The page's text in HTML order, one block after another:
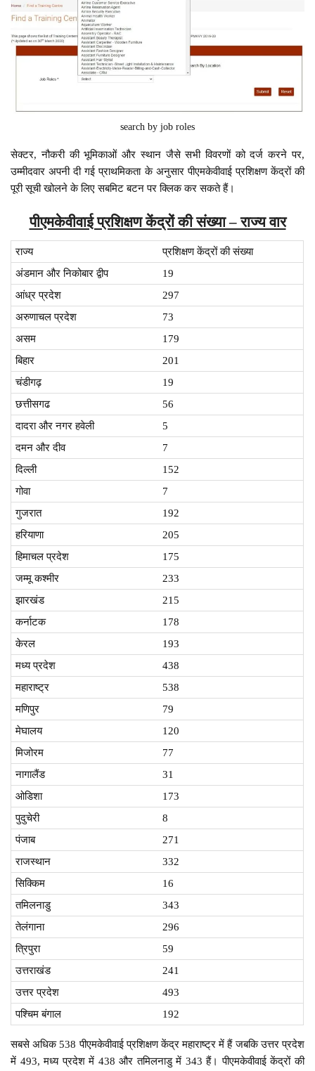
search by job roles
सेक्टर, नौकरी की भूमिकाओं और स्थान जैसे सभी विवरणों को दर्ज करने पर,
उम्मीदवार अपनी दी गई प्राथमिकता के अनुसार पीएमकेवीवाई प्रशिक्षण केंद्रों की
पूरी सूची खोलने के लिए सबमिट बटन पर क्लिक कर सकते हैं।
पीएमकेवीवाई प्रशिक्षण केंद्रों की संख्या – राज्य वार
राज्य
प्रशिक्षण केंद्रों की संख्या
अंडमान और निकोबार द्वीप
19
आंध्र प्रदेश
297
अरुणाचल प्रदेश
73
असम
179
बिहार
201
चंडीगढ़
19
छत्तीसगढ
56
दादरा और नगर हवेली
5
दमन और दीव
7
दिल्ली
152
गोवा
7
गुजरात
192
हरियाणा
205
हिमाचल प्रदेश
175
जम्मू कश्मीर
233
झारखंड
215
कर्नाटक
178
केरल
193
मध्य प्रदेश
438
महाराष्ट्र
538
मणिपुर
79
मेघालय
120
मिजोरम
77
नागालैंड
31
ओडिशा
173
पुदुचेरी
8
पंजाब
271
राजस्थान
332
सिक्किम
16
तमिलनाडु
343
तेलंगाना
296
त्रिपुरा
59
उत्तराखंड
241
उत्तर प्रदेश
493
पश्चिम बंगाल
192
सबसे अधिक 538 पीएमकेवीवाई प्रशिक्षण केंद्र महाराष्ट्र में हैं जबकि उत्तर प्रदेश
में 493, मध्य प्रदेश में 438 और तमिलनाडु में 343 हैं। पीएमकेवीवाई केंद्रों की